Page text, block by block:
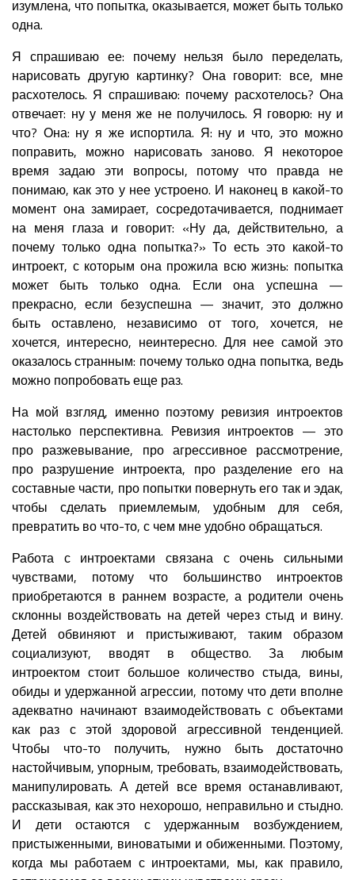
изумлена, что попытка, оказывается, может быть только
одна.
Я спрашиваю ее: почему нельзя было переделать,
нарисовать другую картинку? Она говорит: все, мне
расхотелось. Я спрашиваю: почему расхотелось? Она
отвечает: ну у меня же не получилось. Я говорю: ну и
что? Она: ну я же испортила. Я: ну и что, это можно
поправить, можно нарисовать заново. Я некоторое
время задаю эти вопросы, потому что правда не
понимаю, как это у нее устроено. И наконец в какой-то
момент она замирает, сосредотачивается, поднимает
на меня глаза и говорит: «Ну да, действительно, а
почему только одна попытка?» То есть это какой-то
интроект, с которым она прожила всю жизнь: попытка
может быть только одна. Если она успешна —
прекрасно, если безуспешна — значит, это должно
быть оставлено, независимо от того, хочется, не
хочется, интересно, неинтересно. Для нее самой это
оказалось странным: почему только одна попытка, ведь
можно попробовать еще раз.
На мой взгляд, именно поэтому ревизия интроектов
настолько перспективна. Ревизия интроектов — это
про разжевывание, про агрессивное рассмотрение,
про разрушение интроекта, про разделение его на
составные части, про попытки повернуть его так и эдак,
чтобы сделать приемлемым, удобным для себя,
превратить во что-то, с чем мне удобно обращаться.
Работа с интроектами связана с очень сильными
чувствами, потому что большинство интроектов
приобретаются в раннем возрасте, а родители очень
склонны воздействовать на детей через стыд и вину.
Детей обвиняют и пристыживают, таким образом
социализуют, вводят в общество. За любым
интроектом стоит большое количество стыда, вины,
обиды и удержанной агрессии, потому что дети вполне
адекватно начинают взаимодействовать с объектами
как раз с этой здоровой агрессивной тенденцией.
Чтобы что-то получить, нужно быть достаточно
настойчивым, упорным, требовать, взаимодействовать,
манипулировать. А детей все время останавливают,
рассказывая, как это нехорошо, неправильно и стыдно.
И дети остаются с удержанным возбуждением,
пристыженными, виноватыми и обиженными. Поэтому,
когда мы работаем с интроектами, мы, как правило,